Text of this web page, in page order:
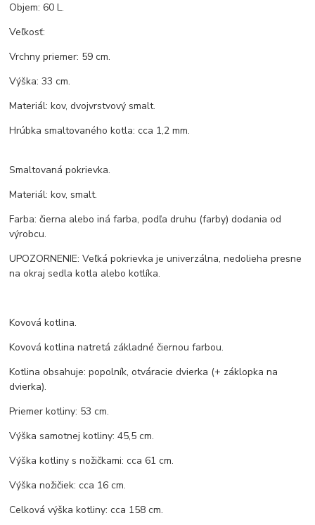
Objem: 60 L.
Veľkosť:
Vrchny priemer: 59 cm.
Výška: 33 cm.
Materiál: kov, dvojvrstvový smalt.
Hrúbka smaltovaného kotla: cca 1,2 mm.
Smaltovaná pokrievka.
Materiál: kov, smalt.
Farba: čierna alebo iná farba, podľa druhu (farby) dodania od
výrobcu.
UPOZORNENIE: Veľká pokrievka je univerzálna, nedolieha presne
na okraj sedla kotla alebo kotlíka.
Kovová kotlina.
Kovová kotlina natretá základné čiernou farbou.
Kotlina obsahuje: popolník, otváracie dvierka (+ záklopka na
dvierka).
Priemer kotliny: 53 cm.
Výška samotnej kotliny: 45,5 cm.
Výška kotliny s nožičkami: cca 61 cm.
Výška nožičiek: cca 16 cm.
Celková výška kotliny: cca 158 cm.